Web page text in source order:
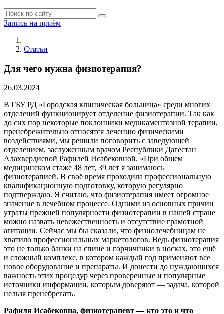
Запись на приём
Статьи
Для чего нужна физиотерапия?
26.03.2024
В ГБУ РД «Городская клиническая больница» среди многих
отделений функционирует отделение физиотерапии. Так как
до сих пор некоторые поклонники медикаментозной терапии,
пренебрежительно относятся лечению физическими
воздействиями, мы решили поговорить с заведующей
отделением, заслуженным врачом Республики Дагестан
Алахвердиевой Рафилей Исабековной. «При общем
медицинском стаже 48 лет, 39 лет я занимаюсь
физиотерапией. В своё время проходила профессиональную
квалификационную подготовку, которую регулярно
подтверждаю. Я считаю, что физиотерапия имеет огромное
значение в лечебном процессе. Одними из основных причин
утраты прежней популярности физиотерапии в нашей стране
можно назвать невежественность и отсутствие грамотной
агитации. Сейчас мы бы сказали, что физиолечебницам не
хватило профессиональных маркетологов. Ведь физиотерапия
это не только банки на спине и горчичники в носках, это ещё
и сложный комплекс, в котором каждый год применяют все
новое оборудование и препараты. И донести до нуждающихся
важность этих процедур через проверенные и популярные
источники информации, которым доверяют — задача, которой
нельзя пренебрегать.
Рафиля Исабековна, физиотерапевт — кто это и что